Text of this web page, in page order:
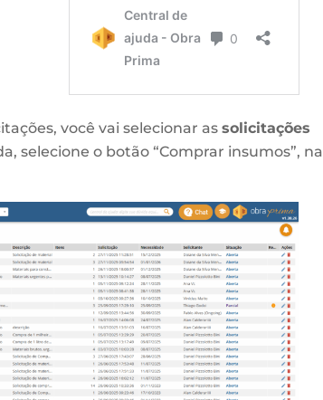
você vai selecionar as solicitações
selecione o botão “Comprar insumos”, na